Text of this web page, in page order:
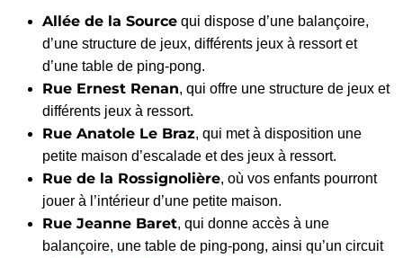
Allée de la Source qui dispose d’une balançoire,
d’une structure de jeux, différents jeux à ressort et
d’une table de ping-pong.
Rue Ernest Renan, qui offre une structure de jeux et
différents jeux à ressort.
Rue Anatole Le Braz, qui met à disposition une
petite maison d’escalade et des jeux à ressort.
Rue de la Rossignolière, où vos enfants pourront
jouer à l’intérieur d’une petite maison.
Rue Jeanne Baret, qui donne accès à une
balançoire, une table de ping-pong, ainsi qu’un circuit